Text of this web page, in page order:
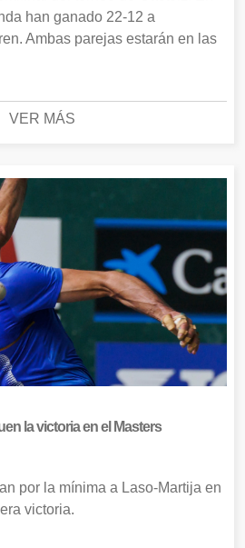
han ganado 22-12 a
Ambas parejas estarán en las
VER MÁS
la victoria en el Masters
por la mínima a Laso-Martija en
victoria.